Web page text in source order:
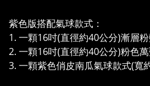
紫色版搭配氣球款式：
1. 一顆16吋(直徑約40公分)漸層
2. 一顆16吋(直徑約40公分)粉色
3. 一顆紫色俏皮南瓜氣球款式(寬